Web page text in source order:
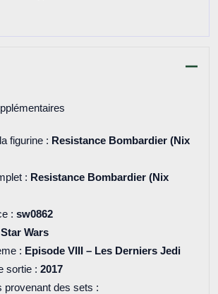
figurine : Resistance Bombardier (Nix
: Resistance Bombardier (Nix
: sw0862
Star Wars
: Episode VIII – Les Derniers Jedi
sortie : 2017
provenant des sets :